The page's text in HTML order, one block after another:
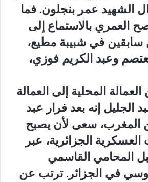
الشهيد عمر بنجلون. فما
العمري بالاستماع إلى
سابقين في شبيبة مطيع،
وعبد الكريم فوزي،
المحلية إلى العمالة
الجليل إنه بعد فرار عبد
المغرب، سعى لأن يصبح
العسكرية الجزائرية، عبر
المحامي القاسمي
في الجزائر. ترتب عن